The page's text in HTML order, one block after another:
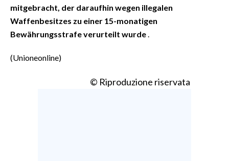
mitgebracht, der daraufhin wegen illegalen
Waffenbesitzes zu einer 15-monatigen
Bewährungsstrafe verurteilt wurde
(Unioneonline)
© Riproduzione riservata